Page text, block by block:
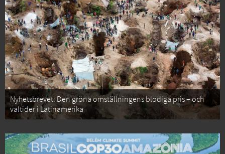
Nyhetsbrevet: Den gröna omställningens blodiga pris – och
valtider i Latinamerika